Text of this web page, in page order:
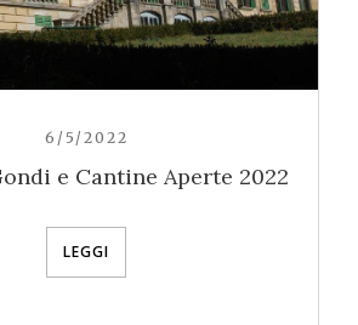
6/5/2022
e Cantine Aperte 2022
LEGGI